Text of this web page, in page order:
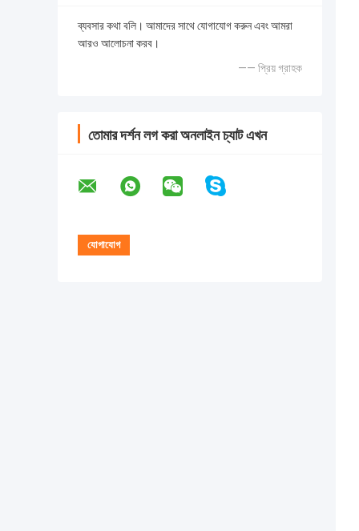
ব্যবসার কথা বলি। আমাদের সাথে যোগাযোগ করুন এবং আমরা
আরও আলোচনা করব।
—— প্রিয় গ্রাহক
তোমার দর্শন লগ করা অনলাইন চ্যাট এখন